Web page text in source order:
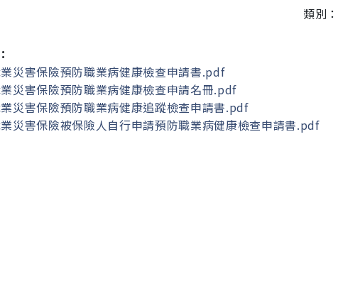
類別：
災害保險預防職業病健康檢查申請書.pdf
災害保險預防職業病健康檢查申請名冊.pdf
災害保險預防職業病健康追蹤檢查申請書.pdf
災害保險被保險人自行申請預防職業病健康檢查申請書.pdf